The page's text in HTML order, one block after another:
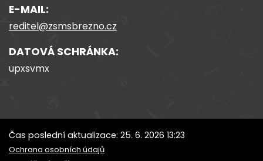
E-MAIL:
reditel@zsmsbrezno.cz
DATOVÁ SCHRÁNKA:
upxsvmx
Čas poslední aktualizace: 25. 6. 2026 13:23
Ochrana osobních údajů